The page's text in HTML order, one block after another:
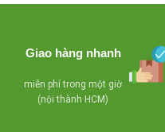
-Miễn phí lắp đặt + 3m
ống đồng + 5m ống
nước ,bảo hành 12
Giao hàng nhanh
miễn phí trong một giờ
(nội thành HCM)